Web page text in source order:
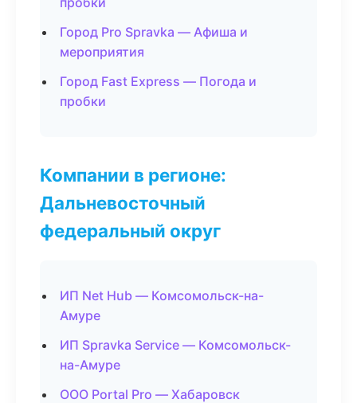
Город Pro Spravka — Афиша и
мероприятия
Город Fast Express — Погода и
пробки
Компании в регионе:
Дальневосточный
федеральный округ
ИП Net Hub — Комсомольск-на-
Амуре
ИП Spravka Service — Комсомольск-
на-Амуре
ООО Portal Pro — Хабаровск